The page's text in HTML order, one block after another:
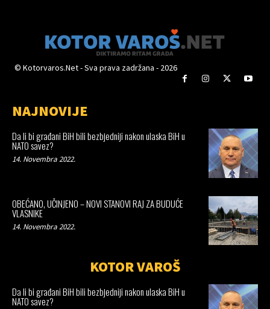
© Kotorvaros.Net - Sva prava zadržana - 2026
NAJNOVIJE
Da li bi građani BiH bili bezbjedniji nakon ulaska BiH u
NATO savez?
14. Novembra 2022.
OBEĆANO, UČINJENO – NOVI STANOVI RAJ ZA BUDUĆE
VLASNIKE
14. Novembra 2022.
KOTOR VAROŠ
Da li bi građani BiH bili bezbjedniji nakon ulaska BiH u
NATO savez?